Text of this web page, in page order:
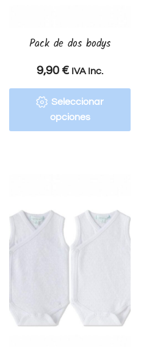
Pack de dos bodys
9,90 € IVA Inc.
Seleccionar
opciones